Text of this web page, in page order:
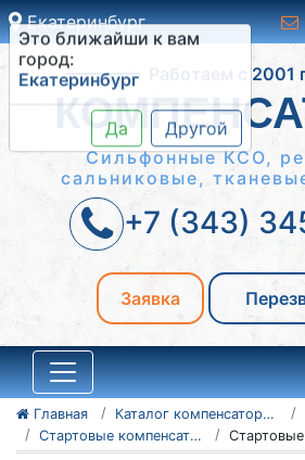
Екатеринбург
Это ближайши к вам
город:
Екатеринбург
Да Другой
Работаем с 2001
Сильфонные КСО,
сальниковые,
+7 (343)
Заявка
Главная Каталог компенсаторов
Стартовые компенсаторы ССК